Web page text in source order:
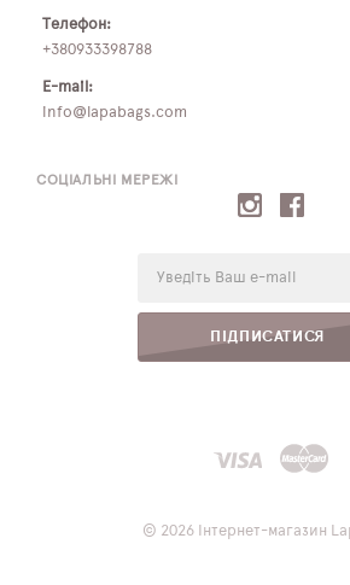
СОЦІАЛЬНІ МЕРЕЖІ
ПІДПИСАТИСЯ
Телефон:
+380933398788
E-mail:
info@lapabags.com
© 2026 Інтернет-магазин